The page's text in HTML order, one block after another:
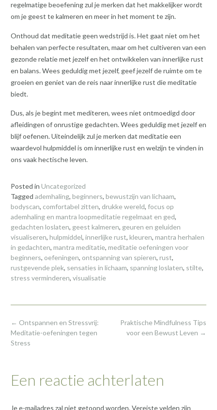
regelmatige beoefening zul je merken dat het makkelijker wordt
om je geest te kalmeren en meer in het moment te zijn.
Onthoud dat meditatie geen wedstrijd is. Het gaat niet om het
behalen van perfecte resultaten, maar om het cultiveren van een
gezonde relatie met jezelf en het ontwikkelen van innerlijke rust
en balans. Wees geduldig met jezelf, geef jezelf de ruimte om te
groeien en geniet van de reis naar innerlijke rust die meditatie
biedt.
Dus, als je begint met mediteren, wees niet ontmoedigd door
afleidingen of onrustige gedachten. Wees geduldig met jezelf en
blijf oefenen. Uiteindelijk zul je merken dat meditatie een
waardevol hulpmiddel is om innerlijke rust en welzijn te vinden in
ons vaak hectische leven.
Posted in Uncategorized
Tagged ademhaling, beginners, bewustzijn van lichaam,
bodyscan, comfortabel zitten, drukke wereld, focus op
ademhaling en mantra loopmeditatie regelmaat en ged,
gedachten loslaten, geest kalmeren, geuren en geluiden
visualiseren, hulpmiddel, innerlijke rust, kleuren, mantra herhalen
in gedachten, mantra meditatie, meditatie oefeningen voor
beginners, oefeningen, ontspanning van spieren, rust,
rustgevende plek, sensaties in lichaam, spanning loslaten, stilte,
stress verminderen, visualisatie
Post
navigation
Praktische Mindfulness Tips
voor een Bewust Leven →
← Ontspannen en Stressvrij:
Meditatie-oefeningen tegen
Stress
Een reactie achterlaten
Je e-mailadres zal niet getoond worden.Vereiste velden zijn